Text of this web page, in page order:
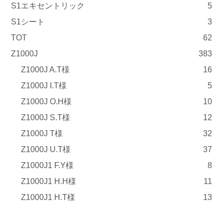
S1エキセントリック
5
S1シート
3
TOT
62
Z1000J
383
Z1000J A.T様
16
Z1000J I.T様
5
Z1000J O.H様
10
Z1000J S.T様
12
Z1000J T様
32
Z1000J U.T様
37
Z1000J1 F.Y様
8
Z1000J1 H.H様
11
Z1000J1 H.T様
13